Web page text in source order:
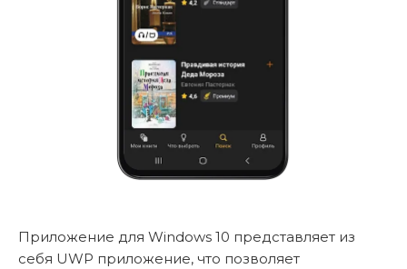
Приложение для Windows 10 представляет из
себя UWP приложение, что позволяет